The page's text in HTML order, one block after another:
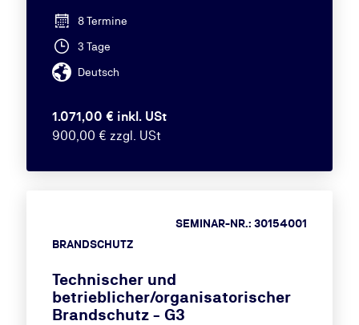
8 Termine
3 Tage
Deutsch
1.071,00 € inkl. USt
900,00 € zzgl. USt
BRANDSCHUTZ
SEMINAR-NR.: 30154001
Technischer und
betrieblicher/organisatorischer
Brandschutz - G3